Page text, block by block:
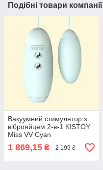
Подібні товари компанії
Вакуумний стимулятор з
віброяйцем 2-в-1 KISTOY
Miss VV Cyan
1 869,15 ₴ 2 199 ₴